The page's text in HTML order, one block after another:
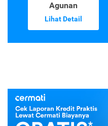
Agunan
Lihat Detail